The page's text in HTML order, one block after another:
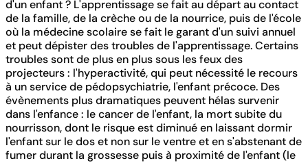
d'un enfant ? L'apprentissage se fait au départ au contact
de la famille, de la crèche ou de la nourrice, puis de l'école
où la médecine scolaire se fait le garant d'un suivi annuel
et peut dépister des troubles de l'apprentissage. Certains
troubles sont de plus en plus sous les feux des
projecteurs : l'hyperactivité, qui peut nécessité le recours
à un service de pédopsychiatrie, l'enfant précoce. Des
évènements plus dramatiques peuvent hélas survenir
dans l'enfance : le cancer de l'enfant, la mort subite du
nourrisson, dont le risque est diminué en laissant dormir
l'enfant sur le dos et non sur le ventre et en s'abstenant de
fumer durant la grossesse puis à proximité de l'enfant (le